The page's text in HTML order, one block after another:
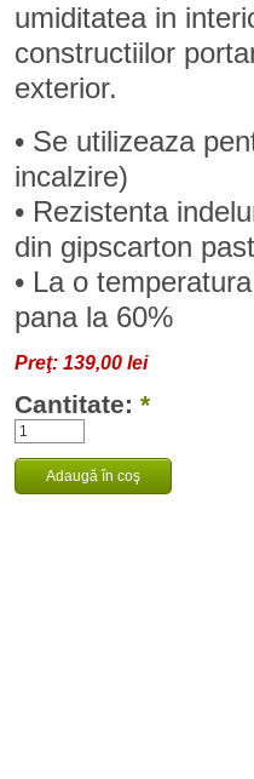
umiditatea in
constructiilor
exterior.
• Se utilizeaza
incalzire)
• Rezistenta
din gipscarton
• La o
pana la 60%
Preţ: 139,00 lei
Cantitate: *